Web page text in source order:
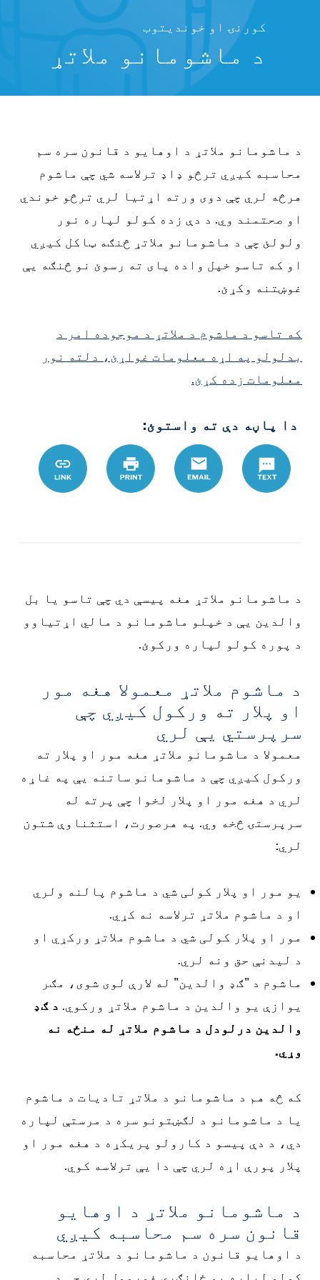
کورنۍ او خوندیتوب
د ماشومانو ملاتړ
د ماشومانو ملاتړ د اوهایو د قانون سره سم
محاسبه کیږي ترڅو ډاډ ترلاسه شي چې ماشوم
هرڅه لري چې دوی ورته اړتیا لري ترڅو خوندي
او صحتمند وي. د دې زده کولو لپاره نور
ولولئ چې د ماشومانو ملاتړ څنګه ټاکل کیږي
او که تاسو خپل واده پای ته رسوئ نو څنګه یې
غوښتنه وکړئ.
که تاسو د ماشوم د ملاتړ د موجوده امر د
بدلولو په اړه معلومات غواړئ، دلته نور
معلومات زده کړئ.
دا پاڼه دې ته واستوئ:
Text
Email چاپ Link
د ماشومانو ملاتړ هغه پیسې دي چې تاسو یا بل
والدین یې د خپلو ماشومانو د مالي اړتیاوو
د پوره کولو لپاره ورکوئ.
د ماشوم ملاتړ معمولا هغه مور
او پلار ته ورکول کیږي چې
سرپرستي یې لري
معمولا د ماشومانو ملاتړ هغه مور او پلار ته
ورکول کیږي چې د ماشومانو ساتنه یې په غاړه
لري د هغه مور او پلار لخوا چې پرته له
سرپرستۍ څخه وي. په هرصورت، استثناوې شتون
لري:
یو مور او پلار کولی شي د ماشوم پالنه ولري
او د ماشوم ملاتړ ترلاسه نه کړي.
مور او پلار کولی شي د ماشوم ملاتړ ورکړي او
د لیدنې حق ونه لري.
ماشوم د "ګډ والدین" له لارې لوی شوی، مګر
یوازې یو والدین د ماشوم ملاتړ ورکوي. د ګډ
والدین درلودل د ماشوم ملاتړ له منځه نه
وړي.
که څه هم د ماشومانو د ملاتړ تادیات د ماشوم
یا د ماشومانو د لګښتونو سره د مرستې لپاره
دي، د دې پیسو د کارولو پریکړه د هغه مور او
پلار پورې اړه لري چې دا یې ترلاسه کوي.
د ماشومانو ملاتړ د اوهایو
قانون سره سم محاسبه کیږي
د اوهایو قانون د ماشومانو د ملاتړ محاسبه
کولو لپاره یو ځانګړی فورمول لري چې د